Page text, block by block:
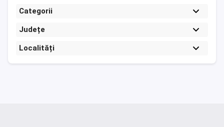
Categorii
Județe
Localități